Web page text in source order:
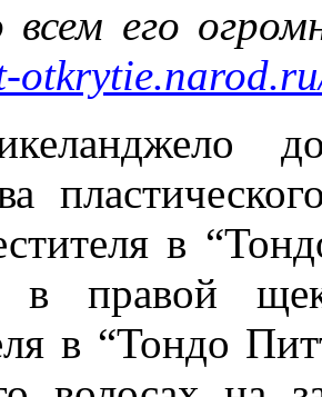
всем его
в
в правой
в “Тондо